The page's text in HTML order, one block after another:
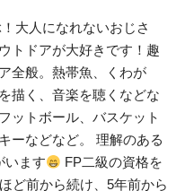
大人になれないおじさ
トドアが大好きです！趣
全般。熱帯魚、くわが
描く、音楽を聴くなどな
ットボール、バスケット
ーなどなど。 理解のある
います
FP二級の資格を
ど前から続け、5年前から